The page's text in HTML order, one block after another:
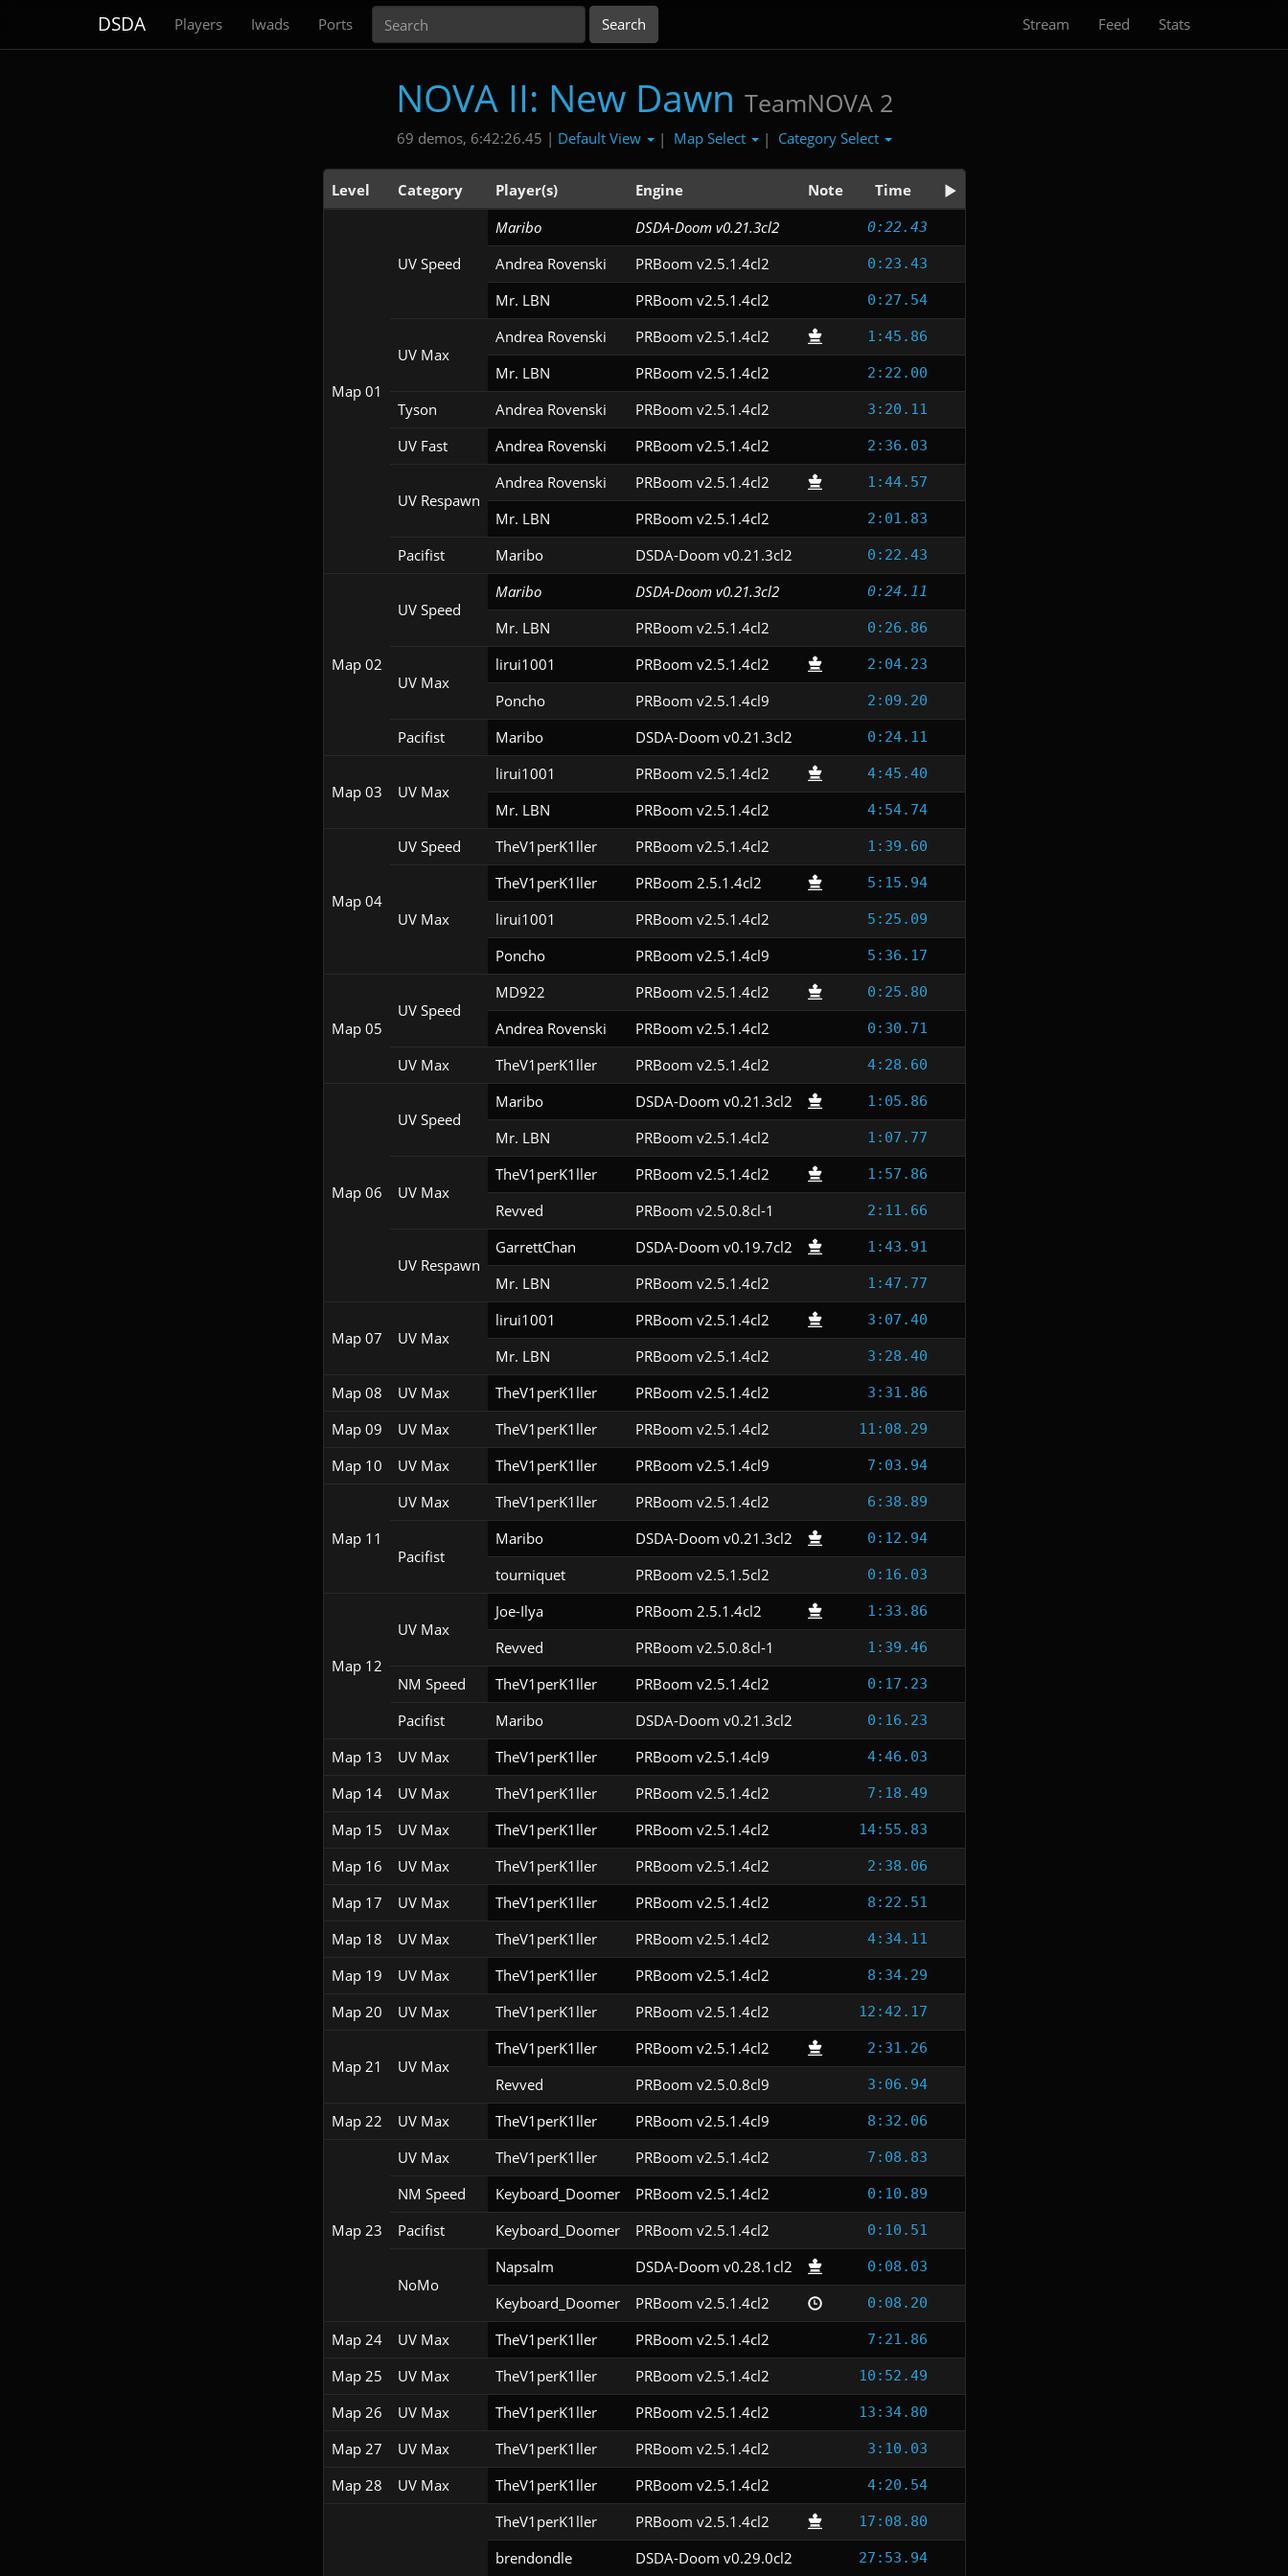
DSDA Players Iwads Ports Stream Feed Stats
NOVA II: New Dawn TeamNOVA 2
69 demos, 6:42:26.45 | Default View | Map Select | Category Select
Level Category Player(s) Engine Note Time
Map 01
UV Speed
Maribo DSDA-Doom v0.21.3cl2 0:22.43
Andrea Rovenski PRBoom v2.5.1.4cl2 0:23.43
Mr. LBN PRBoom v2.5.1.4cl2 0:27.54
UV Max
Andrea Rovenski PRBoom v2.5.1.4cl2 1:45.86
Mr. LBN PRBoom v2.5.1.4cl2 2:22.00
Tyson Andrea Rovenski PRBoom v2.5.1.4cl2 3:20.11
UV Fast Andrea Rovenski PRBoom v2.5.1.4cl2 2:36.03
UV Respawn
Andrea Rovenski PRBoom v2.5.1.4cl2 1:44.57
Mr. LBN PRBoom v2.5.1.4cl2 2:01.83
Pacifist Maribo DSDA-Doom v0.21.3cl2 0:22.43
Map 02
UV Speed
Maribo DSDA-Doom v0.21.3cl2 0:24.11
Mr. LBN PRBoom v2.5.1.4cl2 0:26.86
UV Max
lirui1001 PRBoom v2.5.1.4cl2 2:04.23
Poncho PRBoom v2.5.1.4cl9 2:09.20
Pacifist Maribo DSDA-Doom v0.21.3cl2 0:24.11
Map 03 UV Max
lirui1001 PRBoom v2.5.1.4cl2 4:45.40
Mr. LBN PRBoom v2.5.1.4cl2 4:54.74
Map 04
UV Speed TheV1perK1ller PRBoom v2.5.1.4cl2 1:39.60
UV Max
TheV1perK1ller PRBoom 2.5.1.4cl2 5:15.94
lirui1001 PRBoom v2.5.1.4cl2 5:25.09
Poncho PRBoom v2.5.1.4cl9 5:36.17
Map 05
UV Speed
MD922 PRBoom v2.5.1.4cl2 0:25.80
Andrea Rovenski PRBoom v2.5.1.4cl2 0:30.71
UV Max TheV1perK1ller PRBoom v2.5.1.4cl2 4:28.60
Map 06
UV Speed
Maribo DSDA-Doom v0.21.3cl2 1:05.86
Mr. LBN PRBoom v2.5.1.4cl2 1:07.77
UV Max
TheV1perK1ller PRBoom v2.5.1.4cl2 1:57.86
Revved PRBoom v2.5.0.8cl-1 2:11.66
UV Respawn
GarrettChan DSDA-Doom v0.19.7cl2 1:43.91
Mr. LBN PRBoom v2.5.1.4cl2 1:47.77
Map 07 UV Max
lirui1001 PRBoom v2.5.1.4cl2 3:07.40
Mr. LBN PRBoom v2.5.1.4cl2 3:28.40
Map 08 UV Max TheV1perK1ller PRBoom v2.5.1.4cl2 3:31.86
Map 09 UV Max TheV1perK1ller PRBoom v2.5.1.4cl2 11:08.29
Map 10 UV Max TheV1perK1ller PRBoom v2.5.1.4cl9 7:03.94
Map 11
UV Max TheV1perK1ller PRBoom v2.5.1.4cl2 6:38.89
Pacifist
Maribo DSDA-Doom v0.21.3cl2 0:12.94
tourniquet PRBoom v2.5.1.5cl2 0:16.03
Map 12
UV Max
Joe-Ilya PRBoom 2.5.1.4cl2 1:33.86
Revved PRBoom v2.5.0.8cl-1 1:39.46
NM Speed TheV1perK1ller PRBoom v2.5.1.4cl2 0:17.23
Pacifist Maribo DSDA-Doom v0.21.3cl2 0:16.23
Map 13 UV Max TheV1perK1ller PRBoom v2.5.1.4cl9 4:46.03
Map 14 UV Max TheV1perK1ller PRBoom v2.5.1.4cl2 7:18.49
Map 15 UV Max TheV1perK1ller PRBoom v2.5.1.4cl2 14:55.83
Map 16 UV Max TheV1perK1ller PRBoom v2.5.1.4cl2 2:38.06
Map 17 UV Max TheV1perK1ller PRBoom v2.5.1.4cl2 8:22.51
Map 18 UV Max TheV1perK1ller PRBoom v2.5.1.4cl2 4:34.11
Map 19 UV Max TheV1perK1ller PRBoom v2.5.1.4cl2 8:34.29
Map 20 UV Max TheV1perK1ller PRBoom v2.5.1.4cl2 12:42.17
Map 21 UV Max
TheV1perK1ller PRBoom v2.5.1.4cl2 2:31.26
Revved PRBoom v2.5.0.8cl9 3:06.94
Map 22 UV Max TheV1perK1ller PRBoom v2.5.1.4cl9 8:32.06
Map 23
UV Max TheV1perK1ller PRBoom v2.5.1.4cl2 7:08.83
NM Speed Keyboard_Doomer PRBoom v2.5.1.4cl2 0:10.89
Pacifist Keyboard_Doomer PRBoom v2.5.1.4cl2 0:10.51
NoMo
Napsalm DSDA-Doom v0.28.1cl2 0:08.03
Keyboard_Doomer PRBoom v2.5.1.4cl2 0:08.20
Map 24 UV Max TheV1perK1ller PRBoom v2.5.1.4cl2 7:21.86
Map 25 UV Max TheV1perK1ller PRBoom v2.5.1.4cl2 10:52.49
Map 26 UV Max TheV1perK1ller PRBoom v2.5.1.4cl2 13:34.80
Map 27 UV Max TheV1perK1ller PRBoom v2.5.1.4cl2 3:10.03
Map 28 UV Max TheV1perK1ller PRBoom v2.5.1.4cl2 4:20.54
TheV1perK1ller PRBoom v2.5.1.4cl2 17:08.80
brendondle DSDA-Doom v0.29.0cl2 27:53.94